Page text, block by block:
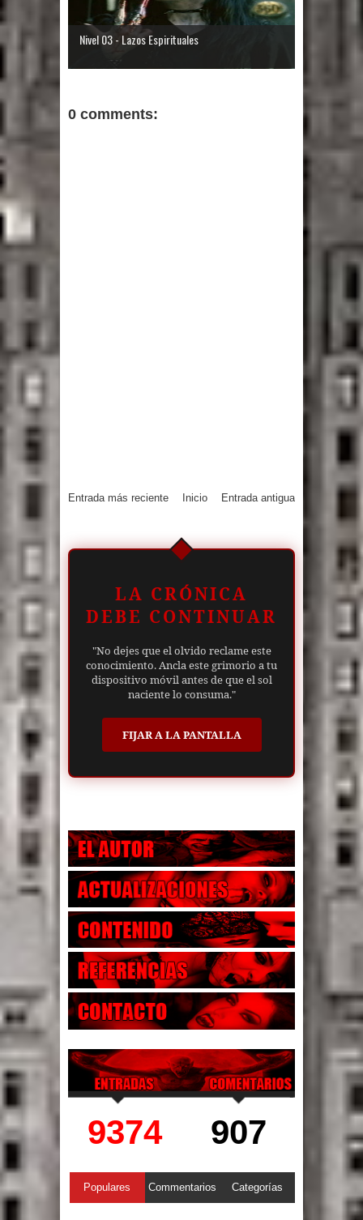
Nivel 03 - Lazos Espirituales
0 comments:
Entrada más reciente Entrada antigua
Inicio
LA CRÓNICA
DEBE CONTINUAR
"No dejes que el olvido reclame este
conocimiento. Ancla este grimorio a tu
dispositivo móvil antes de que el sol
naciente lo consuma."
FIJAR A LA PANTALLA
9374 907
Populares Commentarios Categorías